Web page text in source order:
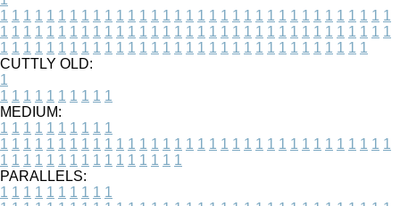
1 1 1 1 1 1 1 1 1 1 1 1 1 1 1 1 1 1 1 1 1 1 1 1 1 1 1 1 1 1 1 1 1 1
1 1 1 1 1 1 1 1 1 1 1 1 1 1 1 1 1 1 1 1 1 1 1 1 1 1 1 1 1 1 1 1 1 1
1 1 1 1 1 1 1 1 1 1 1 1 1 1 1 1 1 1 1 1 1 1 1 1 1 1 1 1 1 1 1 1
CUTTLY OLD:
1
1 1 1 1 1 1 1 1 1 1
MEDIUM:
1 1 1 1 1 1 1 1 1 1
1 1 1 1 1 1 1 1 1 1 1 1 1 1 1 1 1 1 1 1 1 1 1 1 1 1 1 1 1 1 1 1 1 1
1 1 1 1 1 1 1 1 1 1 1 1 1 1 1 1
PARALLELS:
1 1 1 1 1 1 1 1 1 1